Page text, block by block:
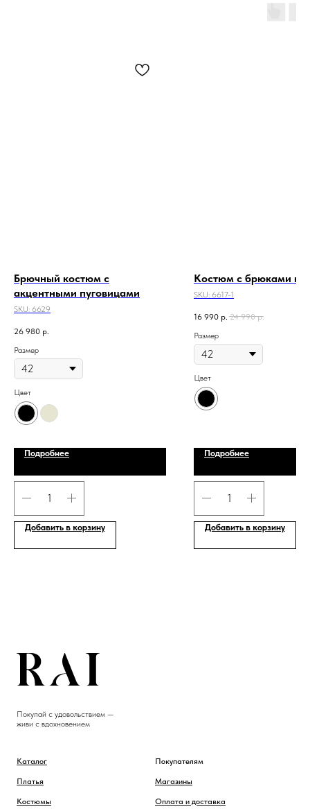
Брючный костюм с
акцентными пуговицами
SKU: 6629
26 980 р.
Размер
Цвет
Подробнее
Добавить в корзину
Костюм с брюками
SKU: 6617-1
16 990 р. 24 990 р.
Размер
Цвет
Подробнее
Добавить в корзину
Покупай с удовольствием —
живи с вдохновением
Каталог
Платья
Костюмы
Покупателям
Магазины
Оплата и доставка